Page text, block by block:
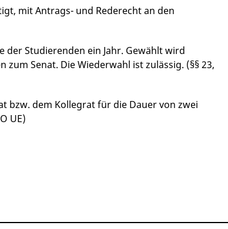
mit Antrags- und Rederecht an den
Studierenden ein Jahr. Gewählt wird
Senat. Die Wiederwahl ist zulässig. (§§ 23,
bzw. dem Kollegrat für die Dauer von zwei
UE)